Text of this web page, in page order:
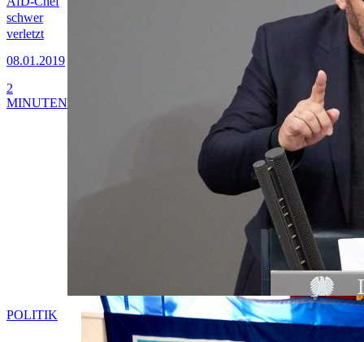
schwer
verletzt
08.01.2019
2
MINUTEN
POLITIK